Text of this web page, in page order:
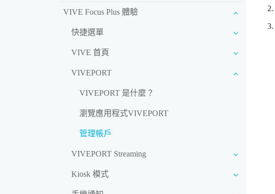
VIVE Focus Plus 體驗
快捷選單
VIVE 首頁
VIVEPORT
VIVEPORT 是什麼？
瀏覽應用程式VIVEPORT
管理帳戶
VIVEPORT Streaming
Kiosk 模式